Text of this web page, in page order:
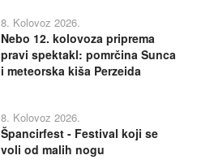
8. Kolovoz 2026.
Nebo 12. kolovoza priprema
pravi spektakl: pomrčina Sunca
i meteorska kiša Perzeida
8. Kolovoz 2026.
Špancirfest - Festival koji se
voli od malih nogu